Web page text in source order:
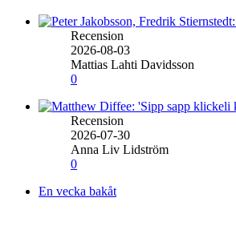
Recension
2026-08-03
Mattias Lahti Davidsson
0
Recension
2026-07-30
Anna Liv Lidström
0
En vecka bakåt